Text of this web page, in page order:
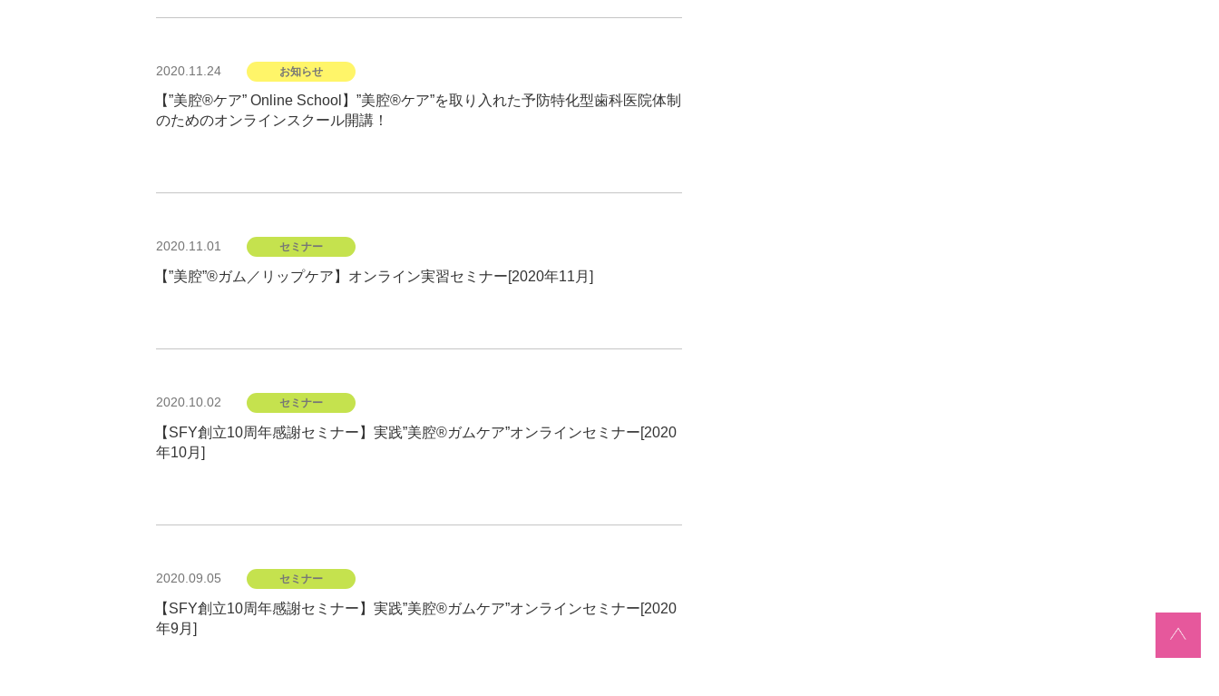
投
日:
2020.11.24 お知らせ
【”美腔®︎ケア” Online School】”美腔®︎ケア”を取り入れた予防特化型歯科医院体制
のためのオンラインスクール開講！
投
日:
2020.11.01 セミナー
【”美腔”®︎ガム／リップケア】オンライン実習セミナー[2020年11月]
投
日:
2020.10.02 セミナー
【SFY創立10周年感謝セミナー】実践”美腔®︎ガムケア”オンラインセミナー[2020
年10月]
投
日:
2020.09.05 セミナー
【SFY創立10周年感謝セミナー】実践”美腔®︎ガムケア”オンラインセミナー[2020
年9月]